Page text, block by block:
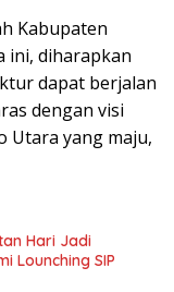
Kabupaten
ini, diharapkan
dapat berjalan
dengan visi
Utara yang maju,
Hari Jadi
Lounching SIP